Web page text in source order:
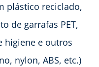
plástico reciclado,
de garrafas PET,
higiene e outros
nylon, ABS, etc.)